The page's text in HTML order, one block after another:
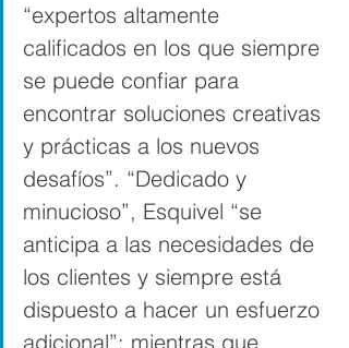
“expertos altamente
calificados en los que siempre
se puede confiar para
encontrar soluciones creativas
y prácticas a los nuevos
desafíos”. “Dedicado y
minucioso”, Esquivel “se
anticipa a las necesidades de
los clientes y siempre está
dispuesto a hacer un esfuerzo
adicional”; mientras que